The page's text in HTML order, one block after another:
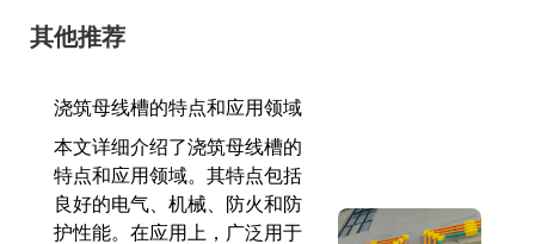
其他推荐
浇筑母线槽的特点和应用领域
本文详细介绍了浇筑母线槽的
特点和应用领域。其特点包括
良好的电气、机械、防火和防
护性能。在应用上，广泛用于